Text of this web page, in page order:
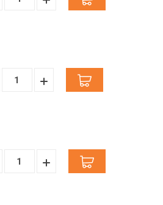
Hoeveelheid
Hoeveelheid